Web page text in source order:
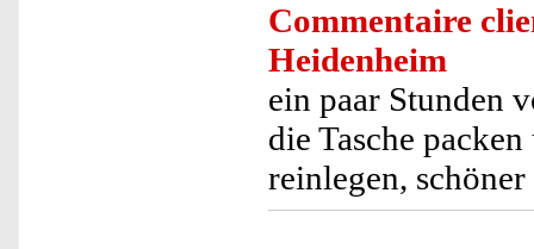
Commentaire
Heidenheim
ein paar Stunden
die Tasche
reinlegen,